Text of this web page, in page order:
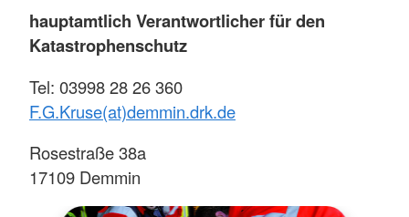
hauptamtlich Verantwortlicher für den
Katastrophenschutz
Tel: 03998 28 26 360
F.G.Kruse(at)demmin.drk.de
Rosestraße 38a
17109 Demmin